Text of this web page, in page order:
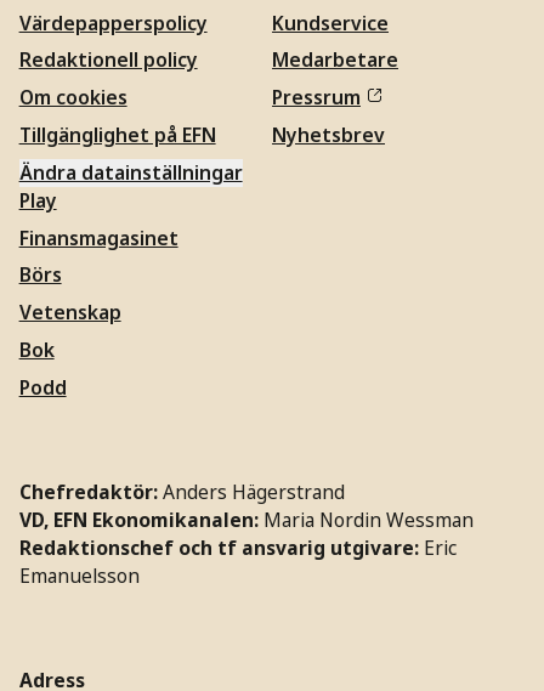
Värdepapperspolicy
Redaktionell policy
Om cookies
Tillgänglighet på EFN
Ändra datainställningar
Kundservice
Medarbetare
Pressrum
Nyhetsbrev
Play
Finansmagasinet
Börs
Vetenskap
Bok
Podd
Chefredaktör:Anders Hägerstrand
VD, EFN Ekonomikanalen: Maria Nordin Wessman
Redaktionschef och tf ansvarig utgivare: Eric
Emanuelsson
Adress